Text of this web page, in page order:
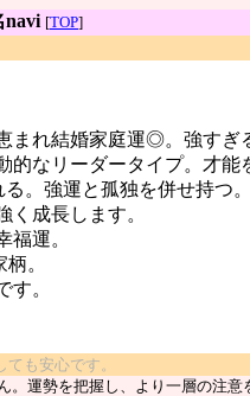
navi [TOP]
まれ結婚家庭運◎。強すぎ
なリーダータイプ。才能
。強運と孤独を併せ持つ。
成長します。
運。
。
。
も安心です。
。運勢を把握し、より一層の注意